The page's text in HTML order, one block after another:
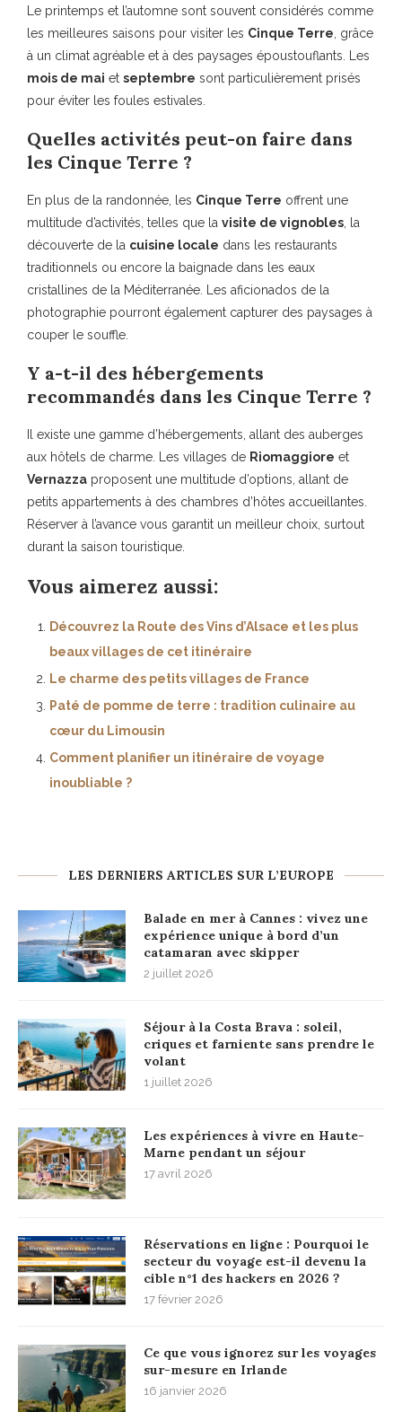
Le printemps et l’automne sont souvent considérés comme
les meilleures saisons pour visiter les Cinque Terre, grâce
à un climat agréable et à des paysages époustouflants. Les
mois de mai et septembre sont particulièrement prisés
pour éviter les foules estivales.
Quelles activités peut-on faire dans
les Cinque Terre ?
En plus de la randonnée, les Cinque Terre offrent une
multitude d’activités, telles que la visite de vignobles, la
découverte de la cuisine locale dans les restaurants
traditionnels ou encore la baignade dans les eaux
cristallines de la Méditerranée. Les aficionados de la
photographie pourront également capturer des paysages à
couper le souffle.
Y a-t-il des hébergements
recommandés dans les Cinque Terre ?
Il existe une gamme d’hébergements, allant des auberges
aux hôtels de charme. Les villages de Riomaggiore et
Vernazza proposent une multitude d’options, allant de
petits appartements à des chambres d’hôtes accueillantes.
Réserver à l’avance vous garantit un meilleur choix, surtout
durant la saison touristique.
Vous aimerez aussi:
Découvrez la Route des Vins d’Alsace et les plus
beaux villages de cet itinéraire
Le charme des petits villages de France
Paté de pomme de terre : tradition culinaire au
cœur du Limousin
Comment planifier un itinéraire de voyage
inoubliable ?
LES DERNIERS ARTICLES SUR L’EUROPE
Balade en mer à Cannes : vivez une
expérience unique à bord d’un
catamaran avec skipper
2 juillet 2026
Séjour à la Costa Brava : soleil,
criques et farniente sans prendre le
volant
1 juillet 2026
Les expériences à vivre en Haute-
Marne pendant un séjour
17 avril 2026
Réservations en ligne : Pourquoi le
secteur du voyage est-il devenu la
cible n°1 des hackers en 2026 ?
17 février 2026
Ce que vous ignorez sur les voyages
sur-mesure en Irlande
16 janvier 2026